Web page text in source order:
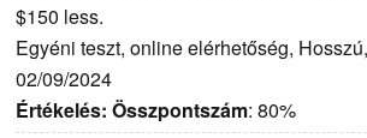
$150 less.
Egyéni teszt, online elérhetőség,
02/09/2024
Értékelés: Összpontszám: 80%